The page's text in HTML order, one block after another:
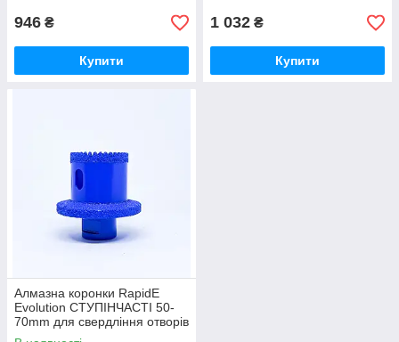
946 ₴
Купити
1 032 ₴
Купити
Алмазна коронки RapidE
Evolution СТУПІНЧАСТІ 50-
70mm для свердління отворів
під сифон